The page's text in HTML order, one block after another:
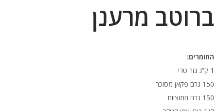
ברוטב מרענן
החומרים:
1 ק”ג גזר טרי
150 גרם פקאן מסוכר
150 גרם חמוציות